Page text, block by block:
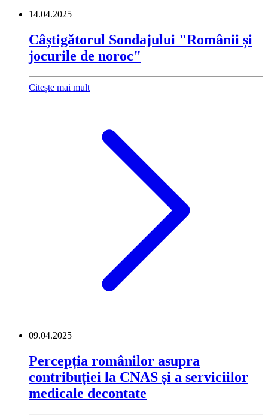
14.04.2025
Câștigătorul Sondajului "Românii și
jocurile de noroc"
Citește mai mult
09.04.2025
Percepția românilor asupra
contribuției la CNAS și a serviciilor
medicale decontate